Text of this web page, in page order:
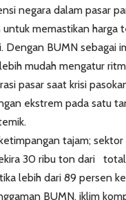
negara dalam pasar
memastikan harga
Dengan BUMN sebagai
mudah mengatur
pasar saat krisi
ekstrem pada satu
tajam;
30 ribu ton dari
lebih dari 89 persen
BUMN, iklim